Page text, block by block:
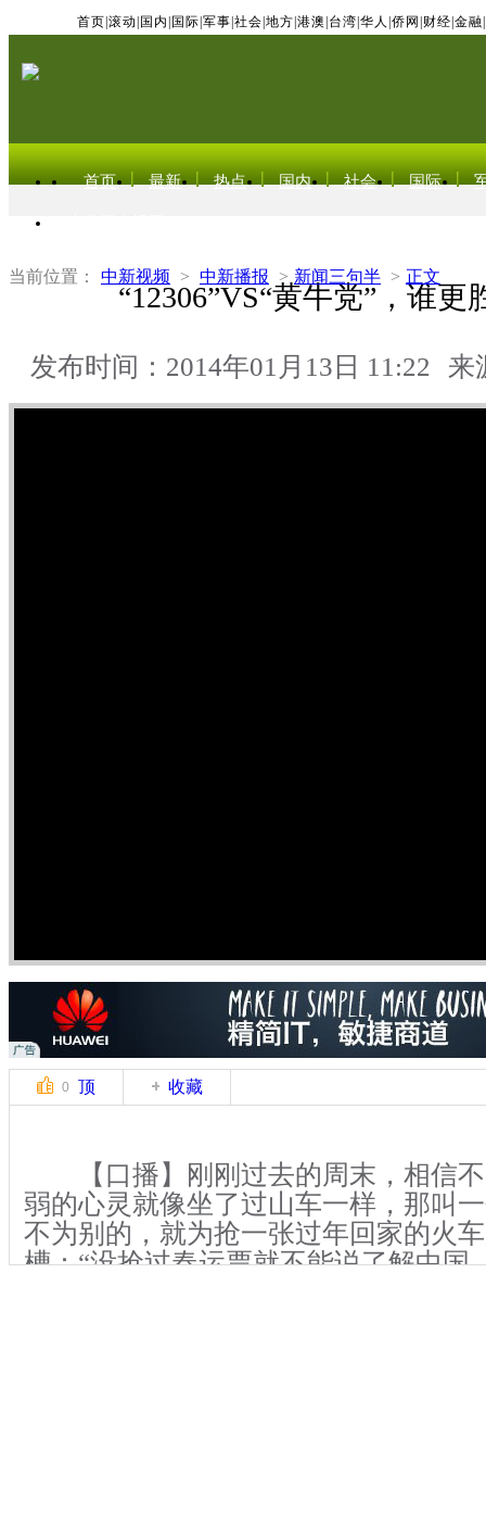
首页 滚动 国内 国际 军事 社会 地方 港澳 台湾 华人 侨网 财经 金融
首页 最新 热点 国内 社会 国际
当前位置： 中新视频 > 中新播报 > 新闻三句半 > 正文
“12306”VS“黄牛党”，谁更
发布时间：2014年01月13日 11:22 来
0 顶 收藏
【口播】刚刚过去的周末，相信不
弱的心灵就像坐了过山车一样，那叫
不为别的，就为抢一张过年回家的火
槽：“没抢过春运票就不能说了解中国